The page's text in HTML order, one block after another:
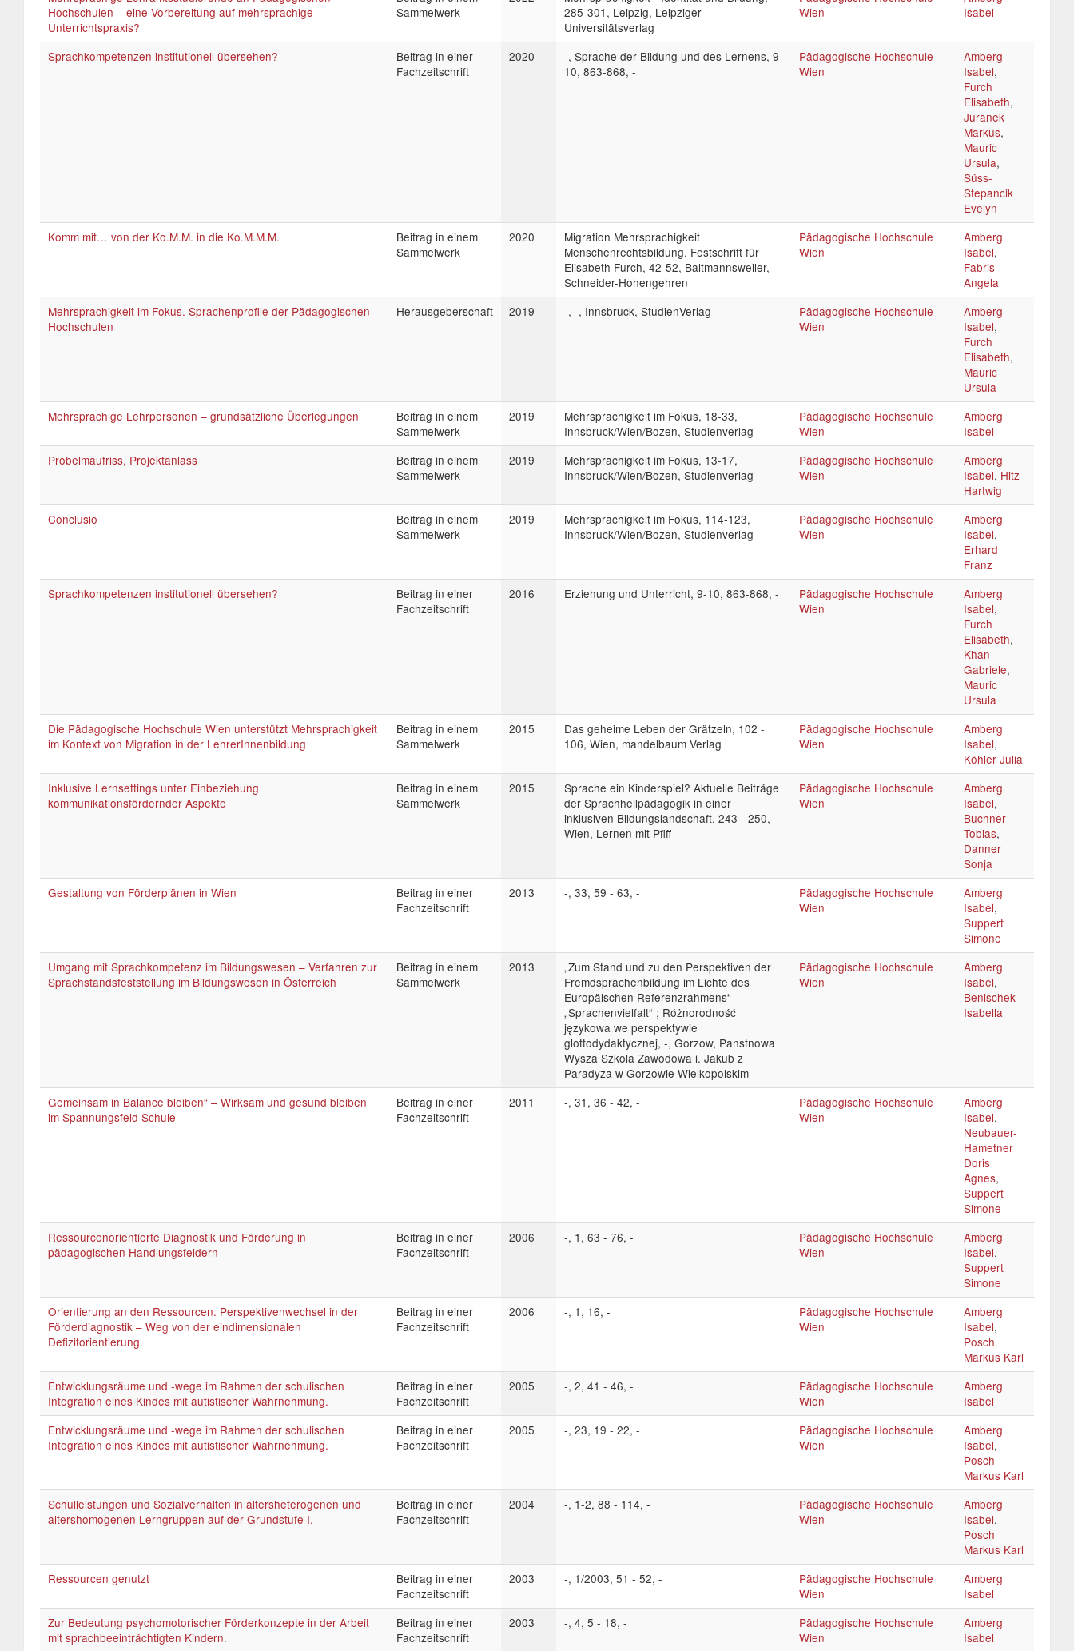
Hochschulen – eine Vorbereitung auf mehrsprachige
Unterrichtspraxis?
Sammelwerk
285-301, Leipzig, Leipziger
Universitätsverlag
Wien
Isabel
Sprachkompetenzen institutionell übersehen?
Beitrag in einer
Fachzeitschrift
2020
-, Sprache der Bildung und des Lernens, 9-
10, 863-868, -
Pädagogische Hochschule
Wien
Amberg
Isabel,
Furch
Elisabeth,
Juranek
Markus,
Mauric
Ursula,
Süss-
Stepancik
Evelyn
Komm mit… von der Ko.M.M. in die Ko.M.M.M.
Beitrag in einem
Sammelwerk
2020
Migration Mehrsprachigkeit
Menschenrechtsbildung. Festschrift für
Elisabeth Furch, 42-52, Baltmannsweiler,
Schneider-Hohengehren
Pädagogische Hochschule
Wien
Amberg
Isabel,
Fabris
Angela
Mehrsprachigkeit im Fokus. Sprachenprofile der Pädagogischen
Hochschulen
Herausgeberschaft 2019 -, -, Innsbruck, StudienVerlag
Pädagogische Hochschule
Wien
Amberg
Isabel,
Furch
Elisabeth,
Mauric
Ursula
Mehrsprachige Lehrpersonen – grundsätzliche Überlegungen
Beitrag in einem
Sammelwerk
2019
Mehrsprachigkeit im Fokus, 18-33,
Innsbruck/Wien/Bozen, Studienverlag
Pädagogische Hochschule
Wien
Amberg
Isabel
Probelmaufriss, Projektanlass
Beitrag in einem
Sammelwerk
2019
Mehrsprachigkeit im Fokus, 13-17,
Innsbruck/Wien/Bozen, Studienverlag
Pädagogische Hochschule
Wien
Amberg
Isabel, Hitz
Hartwig
Conclusio
Beitrag in einem
Sammelwerk
2019
Mehrsprachigkeit im Fokus, 114-123,
Innsbruck/Wien/Bozen, Studienverlag
Pädagogische Hochschule
Wien
Amberg
Isabel,
Erhard
Franz
Sprachkompetenzen institutionell übersehen?
Beitrag in einer
Fachzeitschrift
2016 Erziehung und Unterricht, 9-10, 863-868, -
Pädagogische Hochschule
Wien
Amberg
Isabel,
Furch
Elisabeth,
Khan
Gabriele,
Mauric
Ursula
Die Pädagogische Hochschule Wien unterstützt Mehrsprachigkeit
im Kontext von Migration in der LehrerInnenbildung
Beitrag in einem
Sammelwerk
2015
Das geheime Leben der Grätzeln, 102 -
106, Wien, mandelbaum Verlag
Pädagogische Hochschule
Wien
Amberg
Isabel,
Köhler Julia
Inklusive Lernsettings unter Einbeziehung
kommunikationsfördernder Aspekte
Beitrag in einem
Sammelwerk
2015
Sprache ein Kinderspiel? Aktuelle Beiträge
der Sprachheilpädagogik in einer
inklusiven Bildungslandschaft, 243 - 250,
Wien, Lernen mit Pfiff
Pädagogische Hochschule
Wien
Amberg
Isabel,
Buchner
Tobias,
Danner
Sonja
Gestaltung von Förderplänen in Wien
Beitrag in einer
Fachzeitschrift
2013 -, 33, 59 - 63, -
Pädagogische Hochschule
Wien
Amberg
Isabel,
Suppert
Simone
Umgang mit Sprachkompetenz im Bildungswesen – Verfahren zur
Sprachstandsfeststellung im Bildungswesen in Österreich
Beitrag in einem
Sammelwerk
2013
„Zum Stand und zu den Perspektiven der
Fremdsprachenbildung im Lichte des
Europäischen Referenzrahmens“ -
„Sprachenvielfalt“ ; Różnorodność
językowa we perspektywie
glottodydaktycznej, -, Gorzow, Panstnowa
Wysza Szkola Zawodowa i. Jakub z
Paradyza w Gorzowie Wielkopolskim
Pädagogische Hochschule
Wien
Amberg
Isabel,
Benischek
Isabella
Gemeinsam in Balance bleiben“ – Wirksam und gesund bleiben
im Spannungsfeld Schule
Beitrag in einer
Fachzeitschrift
2011 -, 31, 36 - 42, -
Pädagogische Hochschule
Wien
Amberg
Isabel,
Neubauer-
Hametner
Doris
Agnes,
Suppert
Simone
Ressourcenorientierte Diagnostik und Förderung in
pädagogischen Handlungsfeldern
Beitrag in einer
Fachzeitschrift
2006 -, 1, 63 - 76, -
Pädagogische Hochschule
Wien
Amberg
Isabel,
Suppert
Simone
Orientierung an den Ressourcen. Perspektivenwechsel in der
Förderdiagnostik – Weg von der eindimensionalen
Defizitorientierung.
Beitrag in einer
Fachzeitschrift
2006 -, 1, 16, -
Pädagogische Hochschule
Wien
Amberg
Isabel,
Posch
Markus Karl
Entwicklungsräume und -wege im Rahmen der schulischen
Integration eines Kindes mit autistischer Wahrnehmung.
Beitrag in einer
Fachzeitschrift
2005 -, 2, 41 - 46, -
Pädagogische Hochschule
Wien
Amberg
Isabel
Entwicklungsräume und -wege im Rahmen der schulischen
Integration eines Kindes mit autistischer Wahrnehmung.
Beitrag in einer
Fachzeitschrift
2005 -, 23, 19 - 22, -
Pädagogische Hochschule
Wien
Amberg
Isabel,
Posch
Markus Karl
Schulleistungen und Sozialverhalten in altersheterogenen und
altershomogenen Lerngruppen auf der Grundstufe I.
Beitrag in einer
Fachzeitschrift
2004 -, 1-2, 88 - 114, -
Pädagogische Hochschule
Wien
Amberg
Isabel,
Posch
Markus Karl
Ressourcen genutzt
Beitrag in einer
Fachzeitschrift
2003 -, 1/2003, 51 - 52, -
Pädagogische Hochschule
Wien
Amberg
Isabel
Zur Bedeutung psychomotorischer Förderkonzepte in der Arbeit
mit sprachbeeinträchtigten Kindern.
Beitrag in einer
Fachzeitschrift
2003 -, 4, 5 - 18, -
Pädagogische Hochschule
Wien
Amberg
Isabel